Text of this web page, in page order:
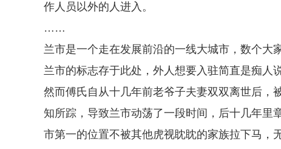
作人员以外的人进入。
……
兰市是一个走在发展前沿的一线大城市，数个大
兰市的标志存于此处，外人想要入驻简直是痴人说
然而傅氏自从十几年前老爷子夫妻双双离世后，
知所踪，导致兰市动荡了一段时间，后十几年里
市第一的位置不被其他虎视眈眈的家族拉下马，